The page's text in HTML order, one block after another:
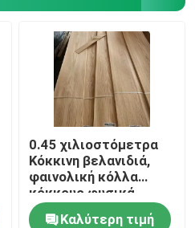
σκληρού ξύλου
0.45 χιλιοστόμετρα
Κόκκινη βελανιδιά,
φαινολική κόλλα
κόκκους φυσικά
φύλλα βελανιδιάς
Καλύτερη τιμή